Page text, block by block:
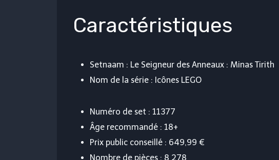
Caractéristiques
Setnaam : Le Seigneur des Anneaux : Minas Tirith
Nom de la série : Icônes LEGO
Numéro de set : 11377
Âge recommandé : 18+
Prix ​​public conseillé : 649,99 €
Nombre de pièces : 8 278